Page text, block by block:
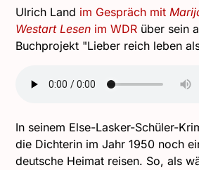
Ulrich Land im Gespräch mit
Westart Lesen im WDR über sein
Buchprojekt "Lieber reich leben
In seinem Else-Lasker-Schüler-
die Dichterin im Jahr 1950 noch
deutsche Heimat reisen. So, als